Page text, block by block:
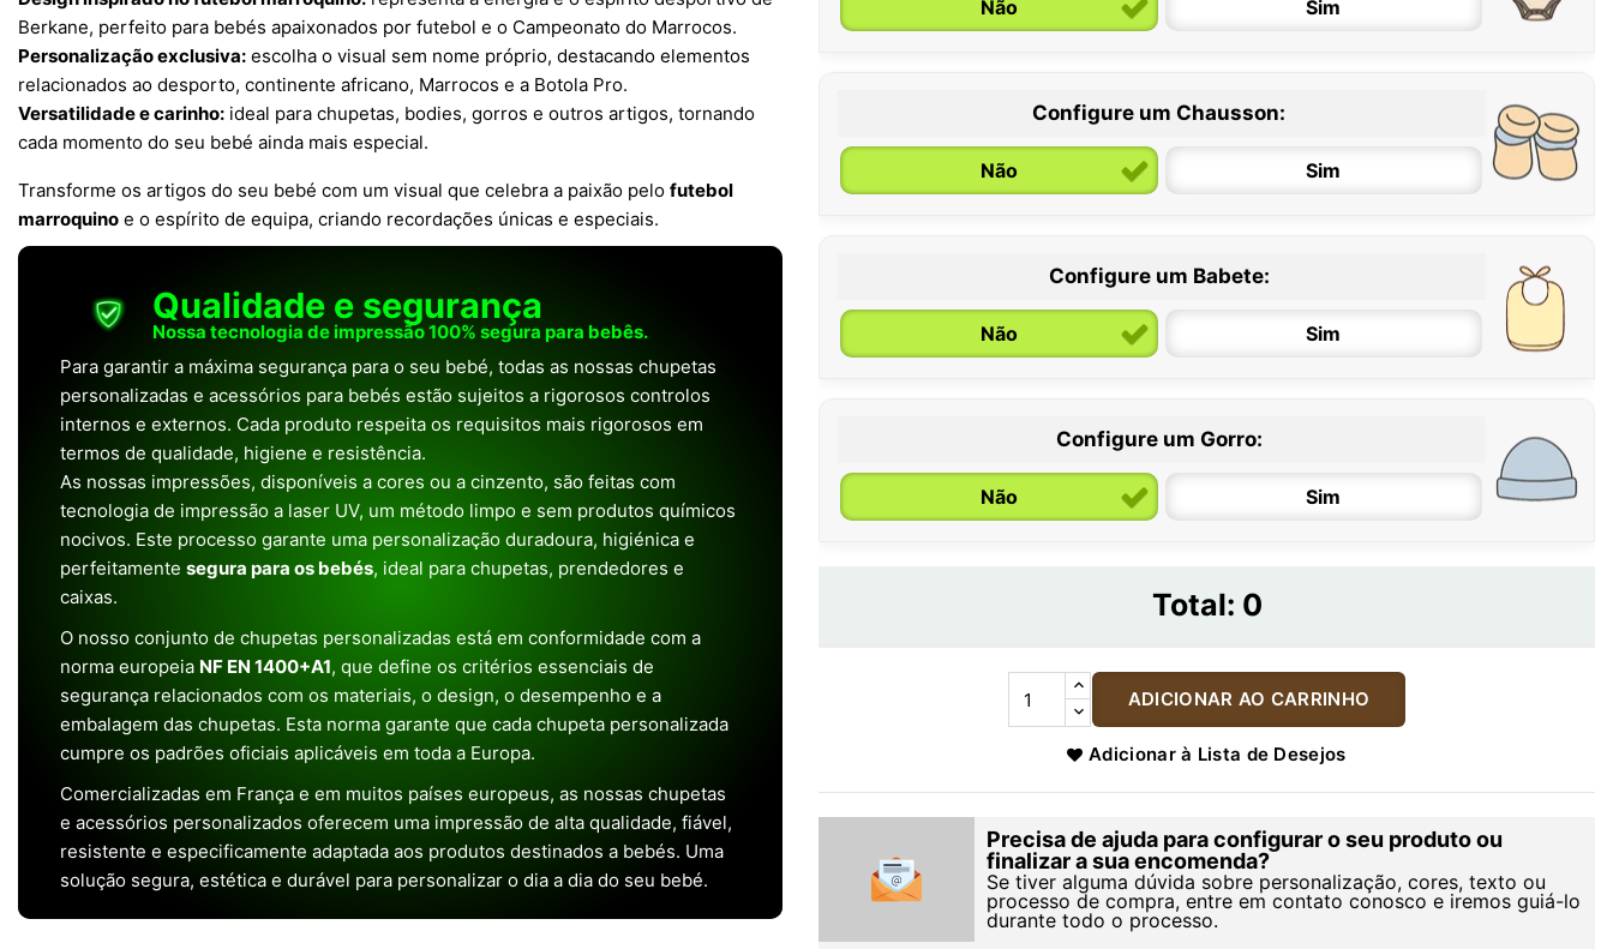
Berkane, perfeito para bebés apaixonados por futebol e o Campeonato do Marrocos.
Personalização exclusiva: escolha o visual sem nome próprio, destacando elementos
relacionados ao desporto, continente africano, Marrocos e a Botola Pro.
Versatilidade e carinho: ideal para chupetas, bodies, gorros e outros artigos, tornando
cada momento do seu bebé ainda mais especial.
Transforme os artigos do seu bebé com um visual que celebra a paixão pelo futebol
marroquino e o espírito de equipa, criando recordações únicas e especiais.
Qualidade e segurança
Nossa tecnologia de impressão 100% segura para bebês.
Para garantir a máxima segurança para o seu bebé, todas as nossas chupetas
personalizadas e acessórios para bebés estão sujeitos a rigorosos controlos
internos e externos. Cada produto respeita os requisitos mais rigorosos em
termos de qualidade, higiene e resistência.
As nossas impressões, disponíveis a cores ou a cinzento, são feitas com
tecnologia de impressão a laser UV, um método limpo e sem produtos químicos
nocivos. Este processo garante uma personalização duradoura, higiénica e
perfeitamente segura para os bebés, ideal para chupetas, prendedores e
caixas.
O nosso conjunto de chupetas personalizadas está em conformidade com a
norma europeia NF EN 1400+A1, que define os critérios essenciais de
segurança relacionados com os materiais, o design, o desempenho e a
embalagem das chupetas. Esta norma garante que cada chupeta personalizada
cumpre os padrões oficiais aplicáveis em toda a Europa.
Comercializadas em França e em muitos países europeus, as nossas chupetas
e acessórios personalizados oferecem uma impressão de alta qualidade, fiável,
resistente e especificamente adaptada aos produtos destinados a bebés. Uma
solução segura, estética e durável para personalizar o dia a dia do seu bebé.
Não Sim
6 / 12 meses 12 / 18 meses
Configure um Chausson:
Não Sim
Configure um Babete:
Não Sim
Configure um Gorro:
Não Sim
Total: 0
ADICIONAR AO CARRINHO
Adicionar à Lista de Desejos
Precisa de ajuda para configurar o seu produto ou
finalizar a sua encomenda?
Se tiver alguma dúvida sobre personalização, cores, texto ou
processo de compra, entre em contato conosco e iremos guiá-lo
durante todo o processo.